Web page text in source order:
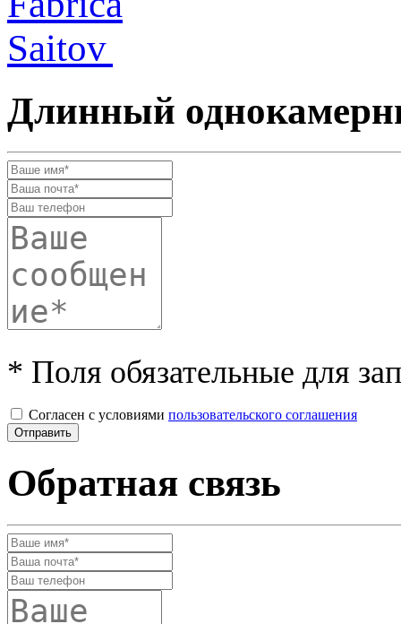
Длинный
* Поля обязательные для
Согласен с условиями пользовательского соглашения
Обратная связь